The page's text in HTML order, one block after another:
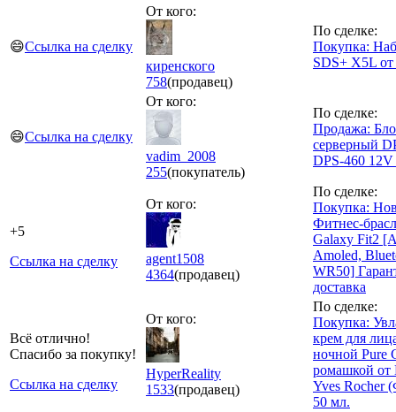
😄Ссылка на сделку
От кого:
киренского
758(продавец)
По сделке:
Покупка:
SDS+ X5L от
😄Ссылка на сделку
От кого:
vadim_2008
255(покупатель)
По сделке:
Продажа:
серверный
DPS-460
+5
Ссылка на сделку
От кого:
agent1508
4364(продавец)
По сделке:
Покупка:
Фитнес-
Galaxy Fit2
Amoled,
WR50]
доставка
Всё отлично!
Спасибо за покупку!
Ссылка на сделку
От кого:
HyperReality
1533(продавец)
По сделке:
Покупка:
крем для
ночной Pure
ромашкой
Yves Rocher
50 мл.